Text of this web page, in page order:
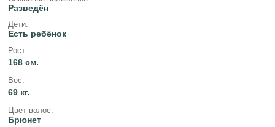
Разведён
Дети:
Есть ребёнок
Рост:
168 см.
Вес:
69 кг.
Цвет волос:
Брюнет